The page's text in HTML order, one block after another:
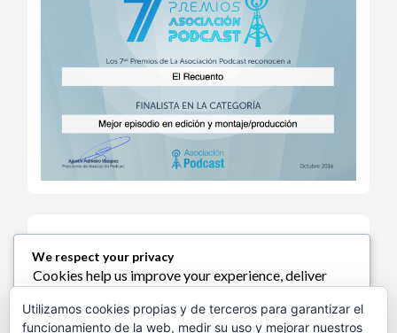
Política de Cookies
We respect your privacy
Cookies help us improve your experience, deliver
choose which cookies to allow by clicking
Utilizamos cookies propias y de terceros para garantizar el
funcionamiento de la web, medir su uso y mejorar nuestros